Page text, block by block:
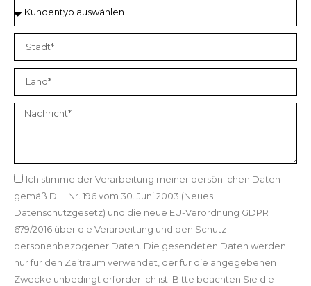
Ich stimme der Verarbeitung meiner persönlichen Daten
gemäß D.L. Nr. 196 vom 30. Juni 2003 (Neues
Datenschutzgesetz) und die neue EU-Verordnung GDPR
679/2016 über die Verarbeitung und den Schutz
personenbezogener Daten. Die gesendeten Daten werden
nur für den Zeitraum verwendet, der für die angegebenen
Zwecke unbedingt erforderlich ist. Bitte beachten Sie die